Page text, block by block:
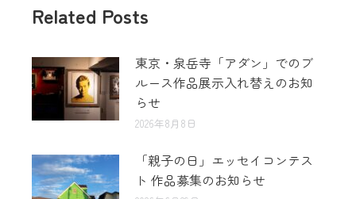
Related Posts
東京・泉岳寺「アダン」でのブ
ルース作品展示入れ替えのお知
らせ
2026年8月8日
「親子の日」エッセイコンテス
ト 作品募集のお知らせ